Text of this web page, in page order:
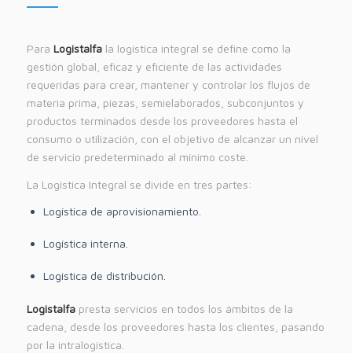
Para Logistalfala logística integral se define como la
gestión global, eficaz y eficiente de las actividades
requeridas para crear, mantener y controlar los flujos de
materia prima, piezas, semielaborados, subconjuntos y
productos terminados desde los proveedores hasta el
consumo o utilización, con el objetivo de alcanzar un nivel
de servicio predeterminado al mínimo coste.
La Logística Integral se divide en tres partes:
Logística de aprovisionamiento.
Logística interna.
Logística de distribución.
Logistalfapresta servicios en todos los ámbitos de la
cadena, desde los proveedores hasta los clientes, pasando
por la intralogística.